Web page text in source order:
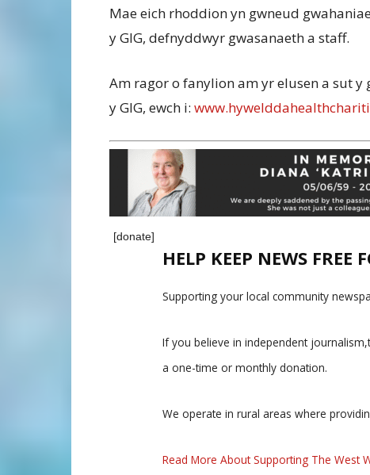
Mae eich rhoddion yn gwneud
y GIG, defnyddwyr gwasanaeth a staff.
Am ragor o fanylion am yr elusen a sut
y GIG, ewch i:
[donate]
HELP KEEP NEWS FREE
Supporting your local community
If you believe in independent
a one-time or monthly donation.
We operate in rural areas where
Read More About Supporting The West